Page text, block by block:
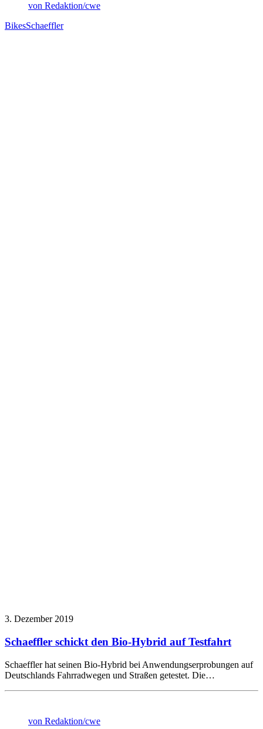
von Redaktion/cwe
BikesSchaeffler
3. Dezember 2019
Schaeffler schickt den Bio-Hybrid auf Testfahrt
Schaeffler hat seinen Bio-Hybrid bei Anwendungserprobungen auf
Deutschlands Fahrradwegen und Straßen getestet. Die…
von Redaktion/cwe